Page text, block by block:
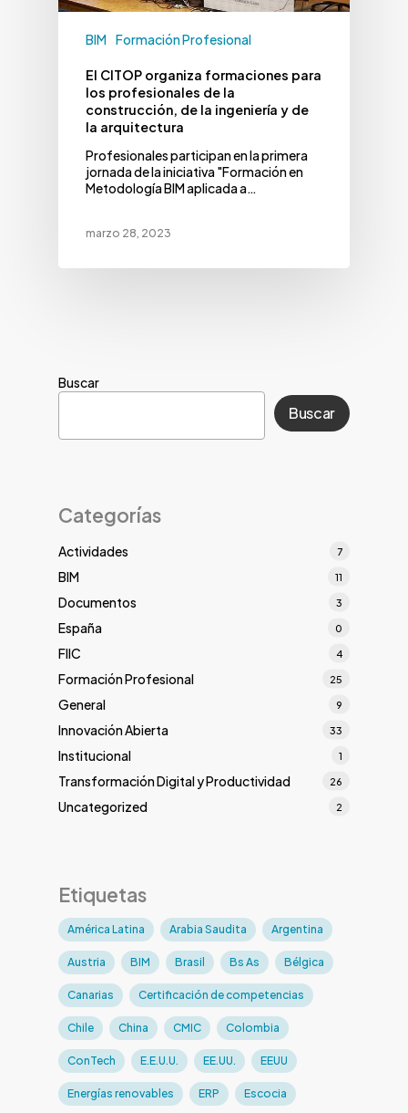
BIM Formación Profesional
El CITOP organiza formaciones para
los profesionales de la
construcción, de la ingeniería y de
la arquitectura
Profesionales participan en la primera
jornada de la iniciativa "Formación en
Metodología BIM aplicada a…
marzo 28, 2023
Buscar
Buscar
Categorías
Actividades 7
BIM 11
Documentos 3
España 0
FIIC 4
Formación Profesional 25
General 9
Innovación Abierta 33
Institucional 1
Transformación Digital y Productividad 26
Uncategorized 2
Etiquetas
América Latina Arabia Saudita Argentina
Austria BIM Brasil Bs As Bélgica
Canarias Certificación de competencias
Chile China CMIC Colombia
ConTech E.E.U.U. EE.UU. EEUU
Energías renovables ERP Escocia